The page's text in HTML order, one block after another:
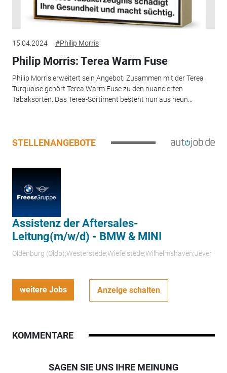
15.04.2024 #Philip Morris
Philip Morris: Terea Warm Fuse
Philip Morris erweitert sein Angebot: Zusammen mit der Terea
Turquoise gehört Terea Warm Fuse zu den nuancierten
Tabaksorten. Das Terea-Sortiment besteht nun aus neun...
STELLENANGEBOTE
Assistenz der Aftersales-
Leitung(m/w/d) - BMW & MINI
Oldenburg (Oldb);Westerstede;Wiefelstede;Wilhelmshaven;Jever
weitere Jobs Anzeige schalten
KOMMENTARE
SAGEN SIE UNS IHRE MEINUNG